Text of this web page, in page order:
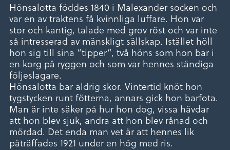
Hönsalotta föddes 1840 i Malexander socken och
var en av traktens få kvinnliga luffare. Hon var
stor och kantig, talade med grov röst och var inte
så intresserad av mänskligt sällskap. Istället höll
hon sig till sina “tipper”, två höns som hon bar i
en korg på ryggen och som var hennes ständiga
följeslagare.
Hönsalotta bar aldrig skor. Vintertid knöt hon
tygstycken runt fötterna, annars gick hon barfota.
Man är inte säker på hur hon dog, vissa hävdar
att hon blev sjuk, andra att hon blev rånad och
mördad. Det enda man vet är att hennes lik
påträffades 1921 under en hög med ris.